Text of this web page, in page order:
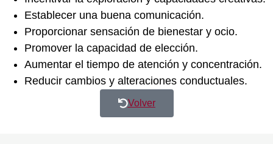
Establecer una buena comunicación.
Proporcionar sensación de bienestar y ocio.
Promover la capacidad de elección.
Aumentar el tiempo de atención y concentración.
Reducir cambios y alteraciones conductuales.
Volver